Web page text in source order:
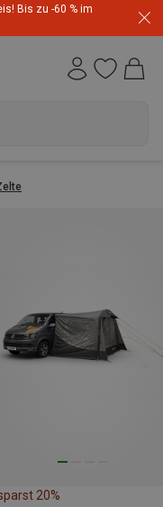
Bis zu -60 % im
20%